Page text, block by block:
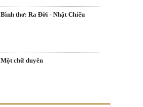
Bình thơ: Ra Đời - Nhật Chiếu
Một chữ duyên